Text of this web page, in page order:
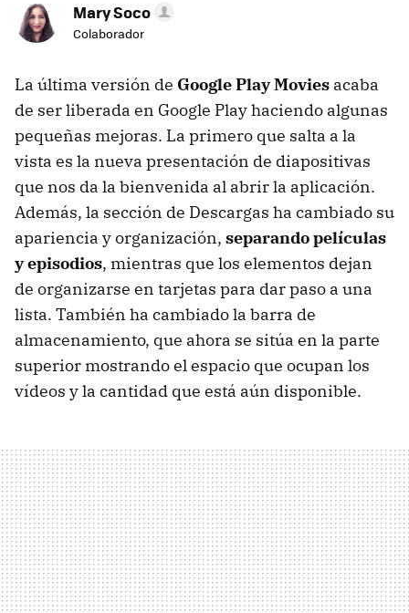
Mary Soco
Colaborador
La última versión de Google Play Movies acaba
de ser liberada en Google Play haciendo algunas
pequeñas mejoras. La primero que salta a la
vista es la nueva presentación de diapositivas
que nos da la bienvenida al abrir la aplicación.
Además, la sección de Descargas ha cambiado su
apariencia y organización, separando películas
y episodios, mientras que los elementos dejan
de organizarse en tarjetas para dar paso a una
lista. También ha cambiado la barra de
almacenamiento, que ahora se sitúa en la parte
superior mostrando el espacio que ocupan los
vídeos y la cantidad que está aún disponible.